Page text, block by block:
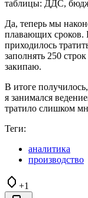
таблицы: ДДС,
Да, теперь мы
плавающих сроков.
приходилось
заполнять 250
закипаю.
В итоге
я занимался
тратило слишком
Теги:
аналитика
производство
+1